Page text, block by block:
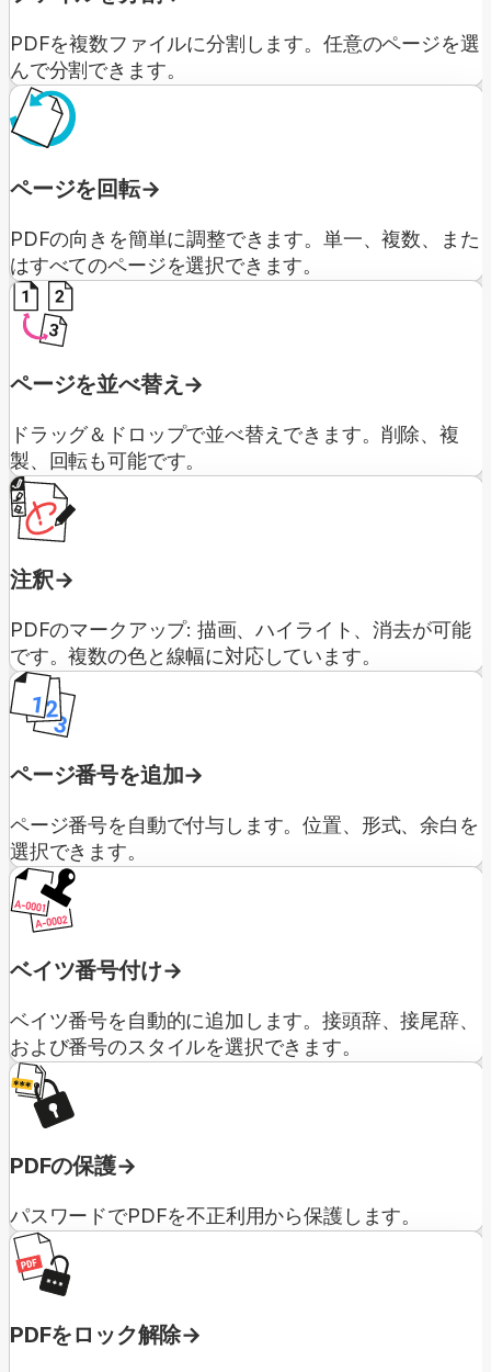
PDFを複数ファイルに分割します。任意のページを選
んで分割できます。
ページを回転
PDFの向きを簡単に調整できます。単一、複数、また
はすべてのページを選択できます。
ページを並べ替え
ドラッグ＆ドロップで並べ替えできます。削除、複
製、回転も可能です。
注釈
PDFのマークアップ: 描画、ハイライト、消去が可能
です。複数の色と線幅に対応しています。
ページ番号を追加
ページ番号を自動で付与します。位置、形式、余白を
選択できます。
ベイツ番号付け
ベイツ番号を自動的に追加します。接頭辞、接尾辞、
および番号のスタイルを選択できます。
PDFの保護
パスワードでPDFを不正利用から保護します。
PDFをロック解除